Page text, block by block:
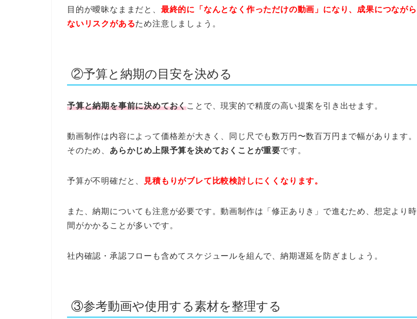
目的が曖昧なままだと、 最終的に「なんとなく作っただけの動画」になり、成果につながら
ないリスクがあるため注意しましょう。
②予算と納期の目安を決める
予算と納期を事前に決めておくことで、現実的で精度の高い提案を引き出せます。
動画制作は内容によって価格差が大きく、同じ尺でも数万円〜数百万円まで幅があります。
そのため、 あらかじめ上限予算を決めておくことが重要です。
予算が不明確だと、 見積もりがブレて比較検討しにくくなります。
また、納期についても注意が必要です。動画制作は「修正ありき」で進むため、想定より時
間がかかることが多いです。
社内確認・承認フローも含めてスケジュールを組んで、納期遅延を防ぎましょう。
③参考動画や使用する素材を整理する